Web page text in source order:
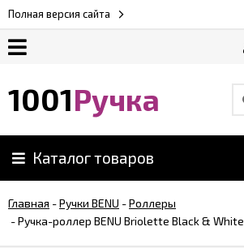
Полная версия сайта
Возврат
1001Ручка
Каталог товаров
Главная -Ручки BENU -Роллеры
-Ручка-роллер BENU Briolette Black & White